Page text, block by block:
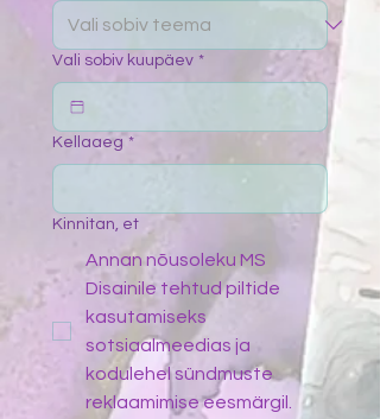
Vali sobiv kuupäev *
Kellaaeg *
Kinnitan, et
Annan nõusoleku MS
Disainile tehtud piltide
kasutamiseks
sotsiaalmeedias ja
kodulehel sündmuste
reklaamimise eesmärgil.